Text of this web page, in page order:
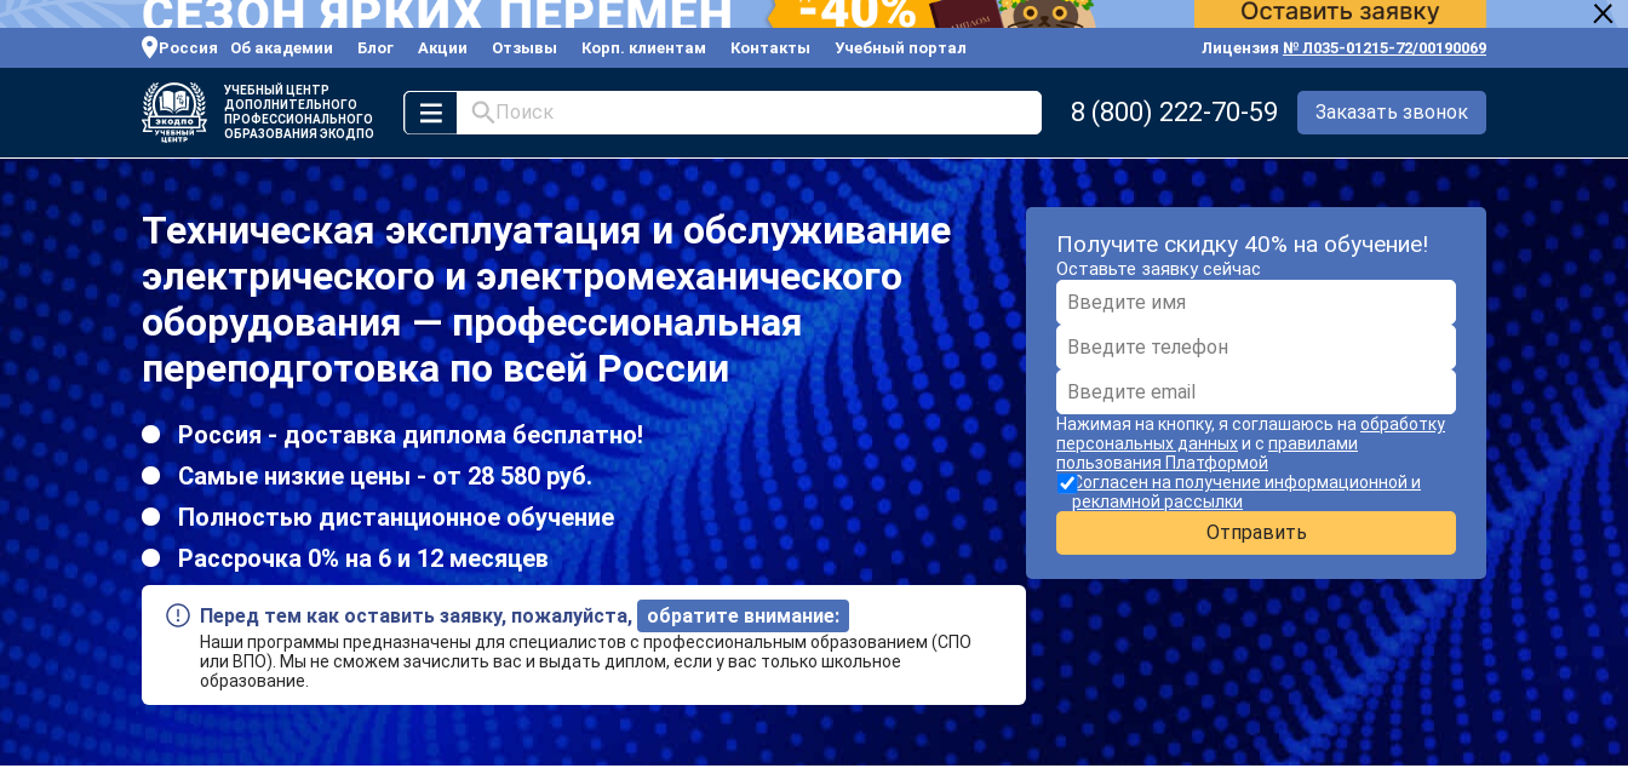
Россия Об академии Блог Акции Отзывы Корп. клиентам Контакты Учебный портал Лицензия № Л035-01215-72/00190069
УЧЕБНЫЙ ЦЕНТР
ДОПОЛНИТЕЛЬНОГО
ПРОФЕССИОНАЛЬНОГО
ОБРАЗОВАНИЯ ЭКОДПО
Поиск 8 (800) 222-70-59 Заказать звонок
Техническая эксплуатация и обслуживание
электрического и электромеханического
оборудования — профессиональная
переподготовка по всей России
Россия - доставка диплома бесплатно!
Самые низкие цены - от 28 580 руб.
Полностью дистанционное обучение
Рассрочка 0% на 6 и 12 месяцев
Перед тем как оставить заявку, пожалуйста, обратите внимание:
Наши программы предназначены для специалистов с профессиональным образованием (СПО
или ВПО). Мы не сможем зачислить вас и выдать диплом, если у вас только школьное
образование.
Получите скидку 40% на обучение!
Оставьте заявку сейчас
Нажимая на кнопку, я соглашаюсь на обработку
персональных данныхи с правилами
пользования Платформой
Согласен на получение информационной и
рекламной рассылки
Отправить